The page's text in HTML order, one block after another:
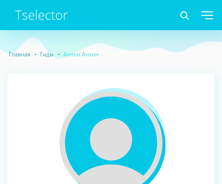
Главная Гиды Антон Антон